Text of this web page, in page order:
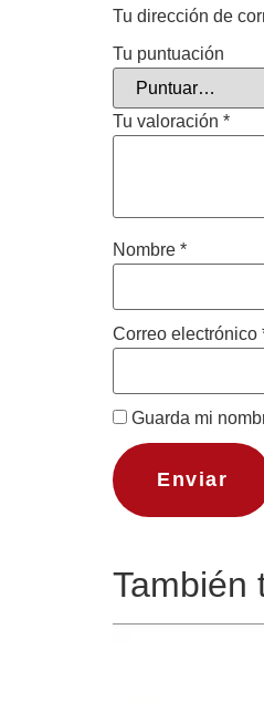
Tu dirección de
Tu puntuación
Tu valoración *
Nombre *
Correo electrónico
Guarda mi